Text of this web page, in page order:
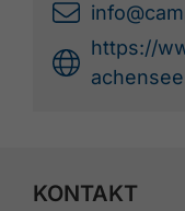
https://
KONTAKT